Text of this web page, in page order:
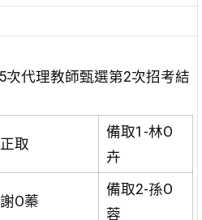
次代理教師甄選第2次招考結
正取
備取1-林O
卉
謝O蓁
備取2-孫O
蓉